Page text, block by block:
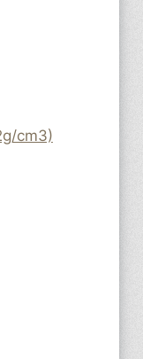
cm3)